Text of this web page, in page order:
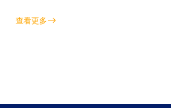
查看更多